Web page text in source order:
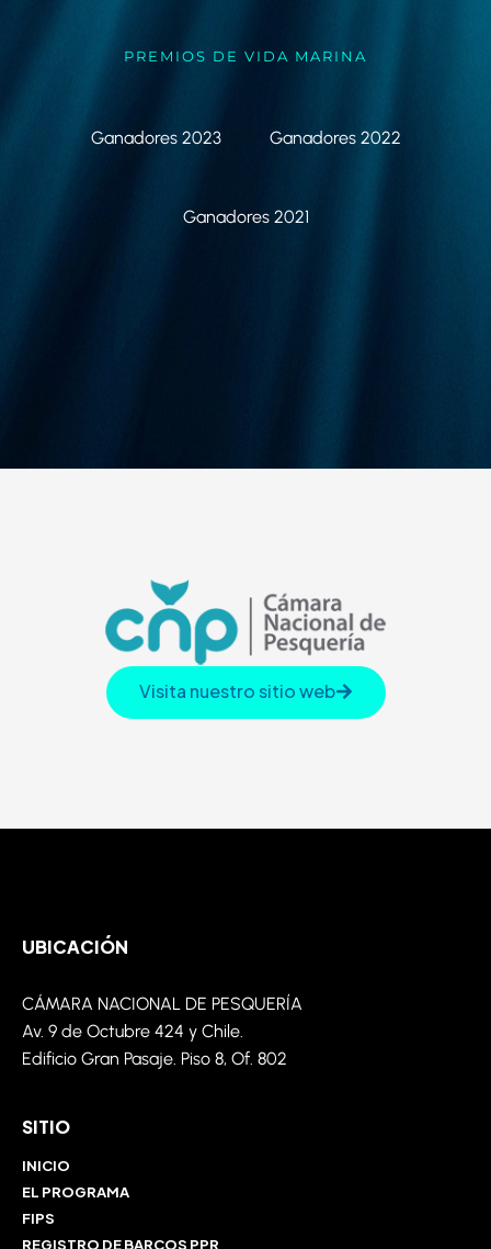
PREMIOS DE VIDA MARINA
Ganadores 2023 Ganadores 2022
Ganadores 2021
Visita nuestro sitio web
UBICACIÓN
CÁMARA NACIONAL DE PESQUERÍA
Av. 9 de Octubre 424 y Chile.
Edificio Gran Pasaje. Piso 8, Of. 802
SITIO
INICIO
EL PROGRAMA
FIPS
REGISTRO DE BARCOS PPR